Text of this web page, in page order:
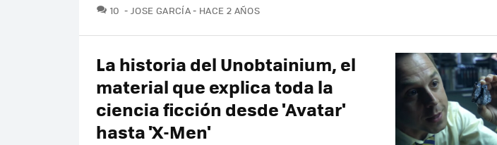
10 COMENTARIOS
JOSE GARCÍA HACE 2 AÑOS
La historia del Unobtainium, el
material que explica toda la
ciencia ficción desde 'Avatar'
hasta 'X-Men'